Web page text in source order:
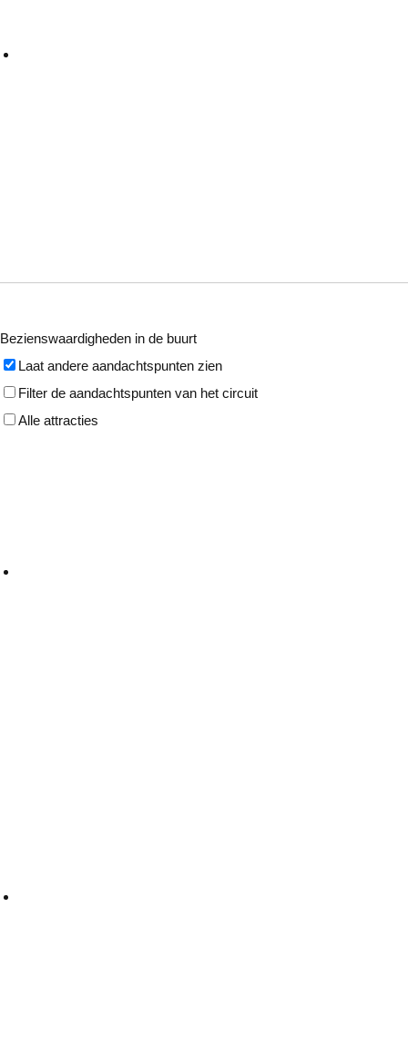
Bezienswaardigheden in de buurt
Laat andere aandachtspunten zien
Filter de aandachtspunten van het circuit
Alle attracties